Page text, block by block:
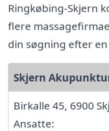
Ringkøbing-Skjern
flere
din søgning efter
Skjern
Birkalle 45, 6900
Ansatte: